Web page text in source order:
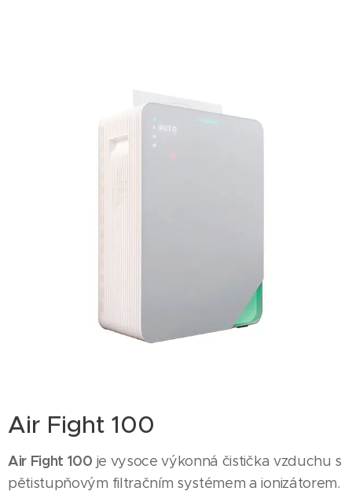
Air Fight 100
Air Fight 100 je vysoce výkonná čistička vzduchu s
pětistupňovým filtračním systémem a ionizátorem.